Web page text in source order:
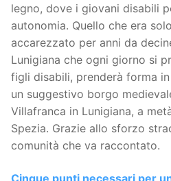
legno, dove i giovani disabili
autonomia. Quello che era
accarezzato per anni da
Lunigiana che ogni giorno si
figli disabili, prenderà forma
un suggestivo borgo
Villafranca in Lunigiana, a
Spezia. Grazie allo sforzo
comunità che va raccontato.
Cinque punti necessari per